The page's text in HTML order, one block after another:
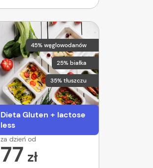
45% węglowodanów
25% białka
35% tłuszczu
Dieta Gluten + lactose
less
za dzień od
77 zł